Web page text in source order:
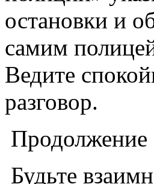
остановки и
самим
Ведите
Продолжение
Будьте